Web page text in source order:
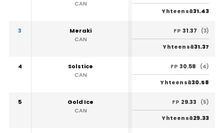
CAN
Yhteensä31.43
3
Meraki
CAN
FP 31.37 (3)
Yhteensä31.37
4
Solstice
CAN
FP 30.58 (4)
Yhteensä30.58
5
Gold Ice
CAN
FP 29.33 (5)
Yhteensä29.33